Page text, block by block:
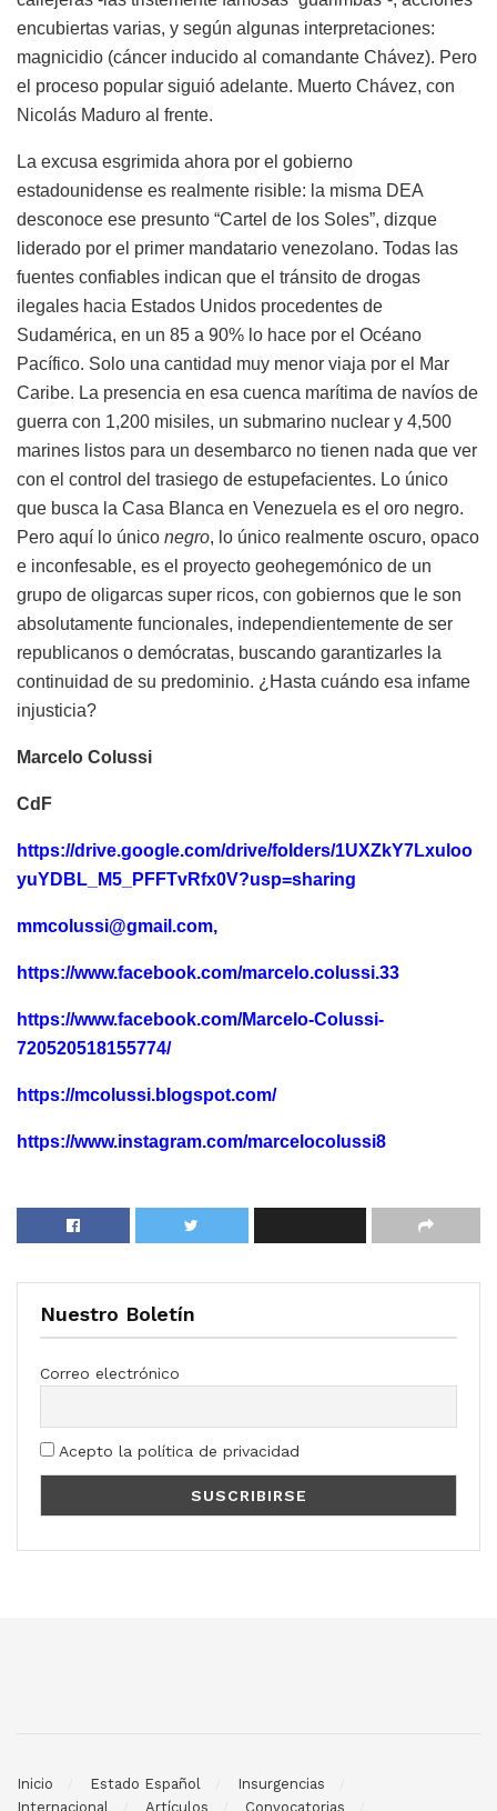
encubiertas varias, y según algunas interpretaciones:
magnicidio (cáncer inducido al comandante Chávez). Pero
el proceso popular siguió adelante. Muerto Chávez, con
Nicolás Maduro al frente.
La excusa esgrimida ahora por el gobierno
estadounidense es realmente risible: la misma DEA
desconoce ese presunto “Cartel de los Soles”, dizque
liderado por el primer mandatario venezolano. Todas las
fuentes confiables indican que el tránsito de drogas
ilegales hacia Estados Unidos procedentes de
Sudamérica, en un 85 a 90% lo hace por el Océano
Pacífico. Solo una cantidad muy menor viaja por el Mar
Caribe. La presencia en esa cuenca marítima de navíos de
guerra con 1,200 misiles, un submarino nuclear y 4,500
marines listos para un desembarco no tienen nada que ver
con el control del trasiego de estupefacientes. Lo único
que busca la Casa Blanca en Venezuela es el oro negro.
Pero aquí lo único negro, lo único realmente oscuro, opaco
e inconfesable, es el proyecto geohegemónico de un
grupo de oligarcas super ricos, con gobiernos que le son
absolutamente funcionales, independientemente de ser
republicanos o demócratas, buscando garantizarles la
continuidad de su predominio. ¿Hasta cuándo esa infame
injusticia?
Marcelo Colussi
CdF
https://drive.google.com/drive/folders/1UXZkY7Lxuloo
yuYDBL_M5_PFFTvRfx0V?usp=sharing
mmcolussi@gmail.com,
https://www.facebook.com/marcelo.colussi.33
https://www.facebook.com/Marcelo-Colussi-
720520518155774/
https://mcolussi.blogspot.com/
https://www.instagram.com/marcelocolussi8
Nuestro Boletín
Correo electrónico
Acepto la política de privacidad
Inicio Estado Español
Insurgencias
Internacional
Artículos Convocatorias